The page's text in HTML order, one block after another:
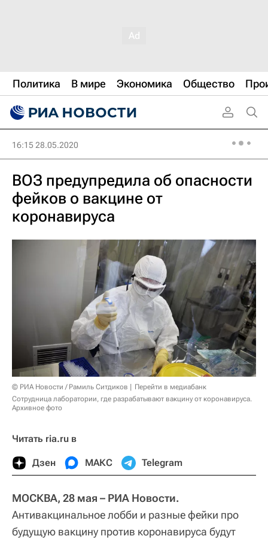
Политика В мире Экономика Общество
16:15 28.05.2020
ВОЗ предупредила об опасности
фейков о вакцине от
коронавируса
© РИА Новости / Рамиль Ситдиков
Перейти в медиабанк
Сотрудница лаборатории, где разрабатывают вакцину от коронавируса.
Архивное фото
Читать ria.ru в
Дзен МАКС Telegram
МОСКВА, 28 мая – РИА Новости.
Антивакцинальное лобби и разные фейки про
будущую вакцину против коронавируса будут